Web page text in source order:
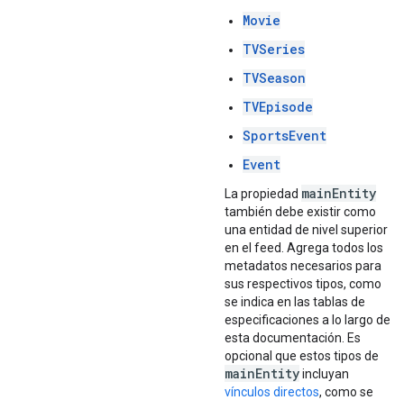
Movie
TVSeries
TVSeason
TVEpisode
SportsEvent
Event
La propiedad mainEntity
también debe existir como
una entidad de nivel superior
en el feed. Agrega todos los
metadatos necesarios para
sus respectivos tipos, como
se indica en las tablas de
especificaciones a lo largo de
esta documentación. Es
opcional que estos tipos de
mainEntityincluyan
vínculos directos, como se